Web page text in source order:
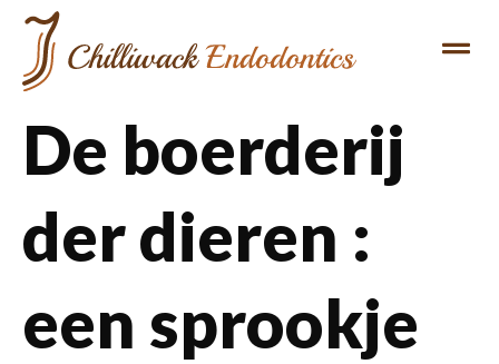
De boerderij
der dieren :
een sprookje